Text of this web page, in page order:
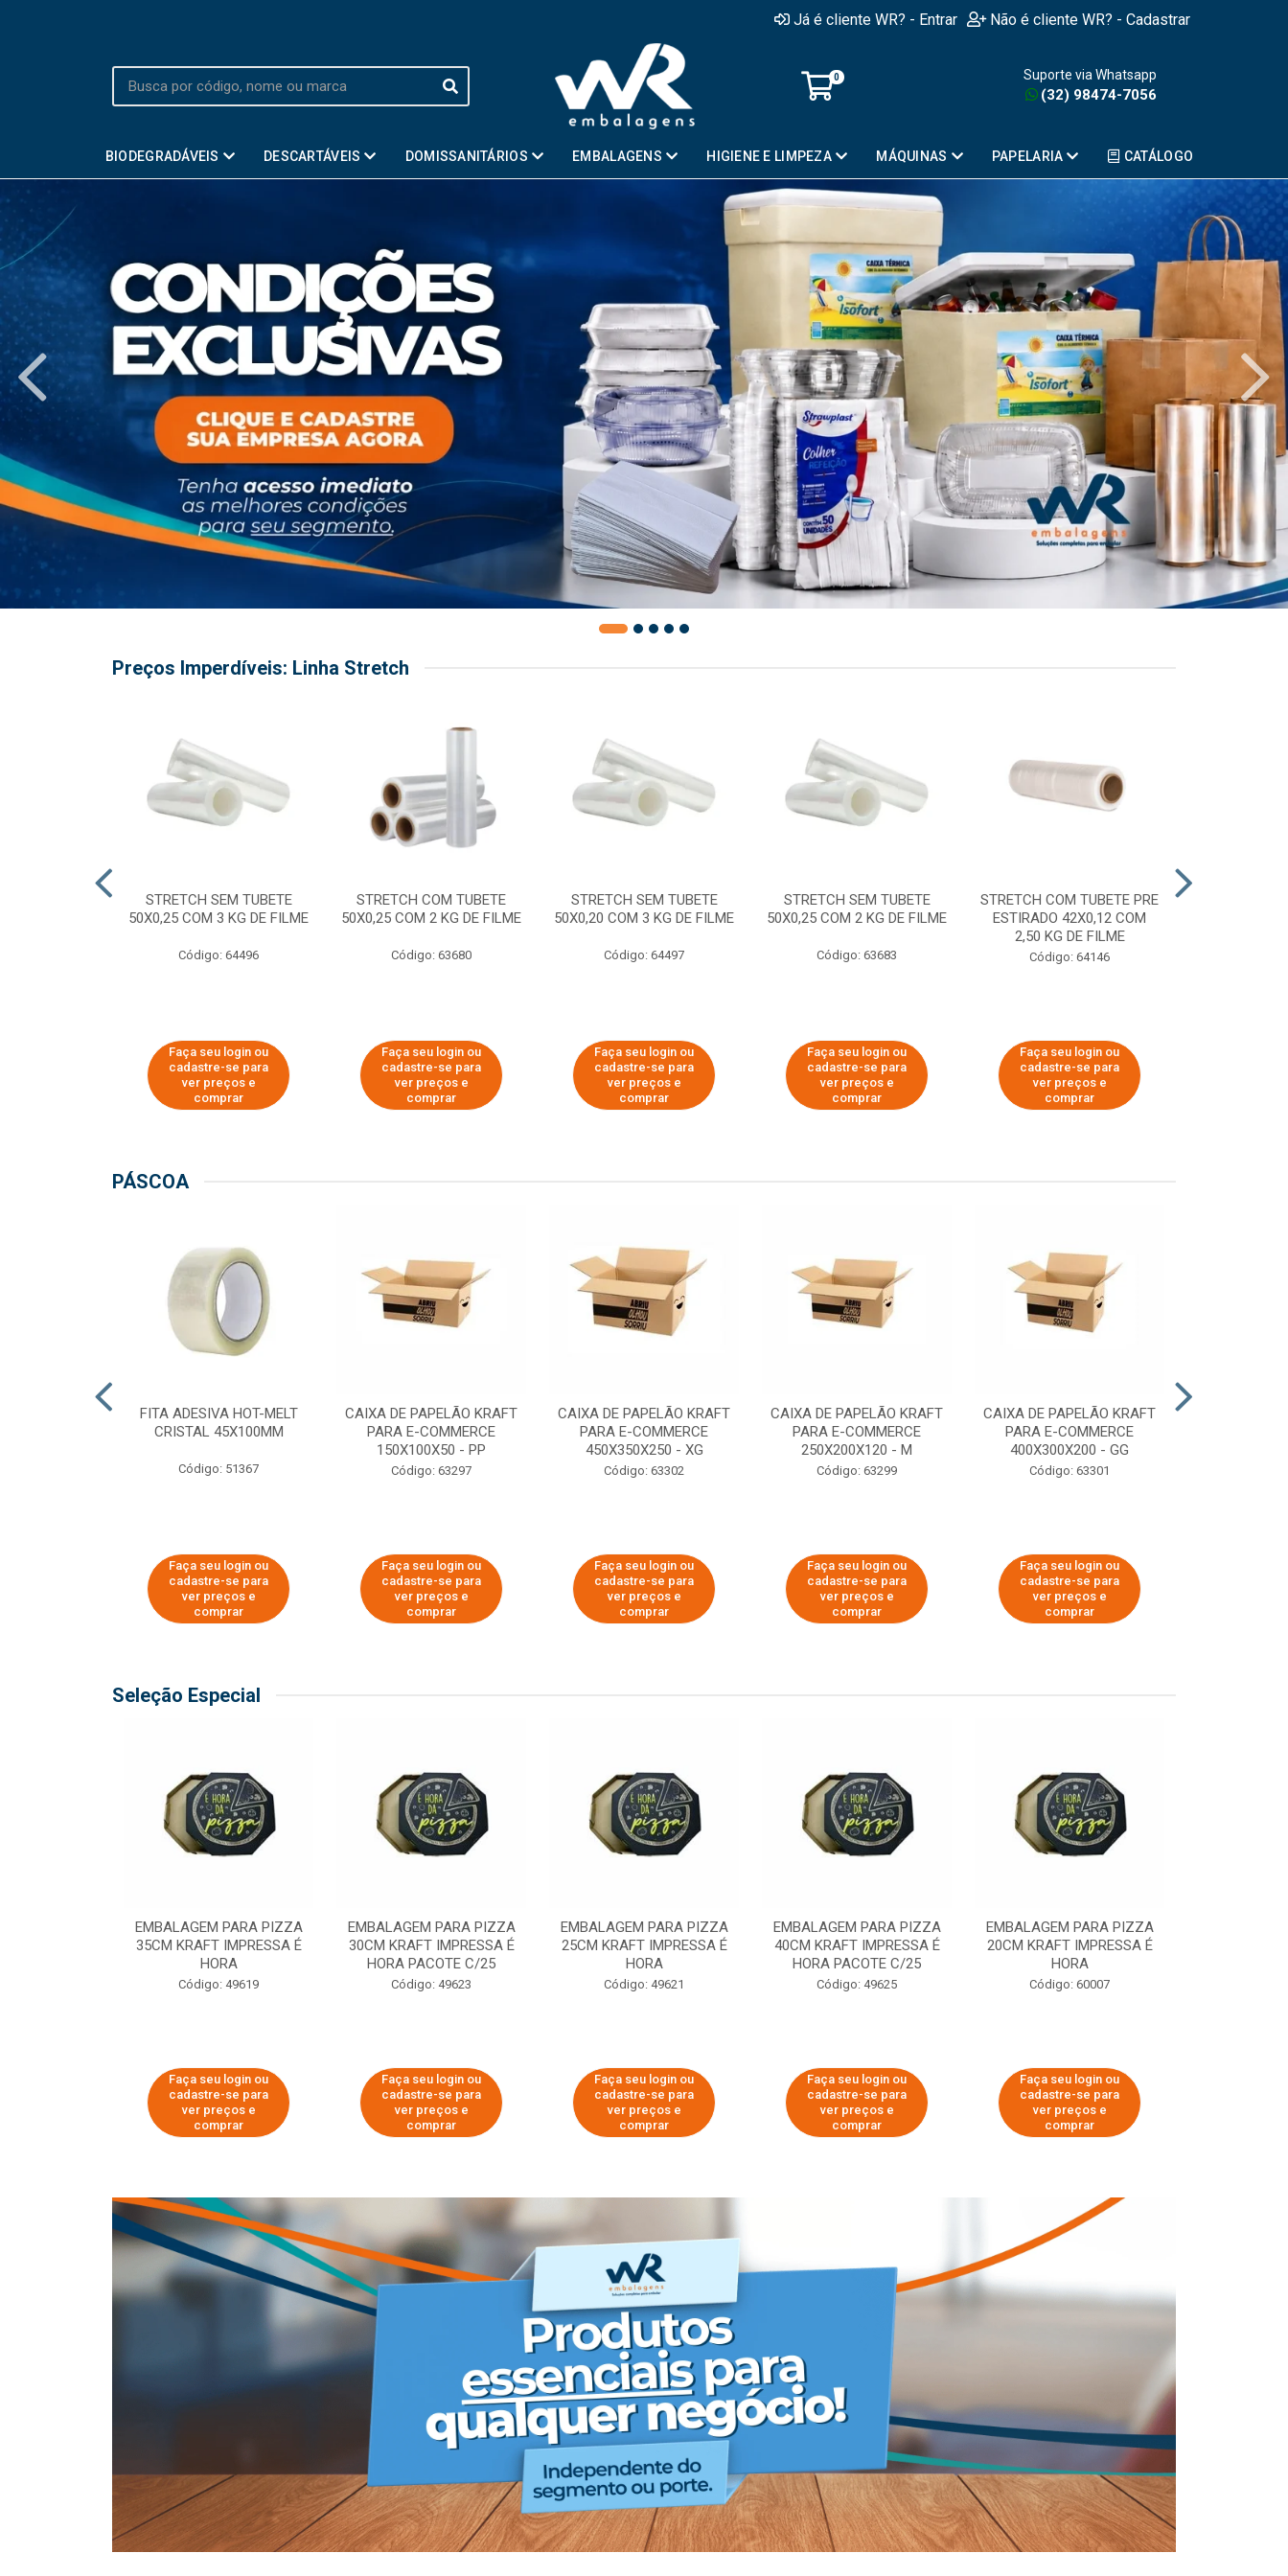
Já é cliente WR? - Entrar Não é cliente WR? - Cadastrar
0 Suporte via Whatsapp
(32) 98474-7056
BIODEGRADÁVEIS DESCARTÁVEIS DOMISSANITÁRIOS EMBALAGENS HIGIENE E LIMPEZA MÁQUINAS PAPELARIA CATÁLOGO
Preços Imperdíveis: Linha Stretch
STRETCH SEM TUBETE
50X0,25 COM 3 KG DE FILME
Código: 64496
Faça seu login ou
cadastre-se para
ver preços e
comprar
STRETCH COM TUBETE
50X0,25 COM 2 KG DE FILME
Código: 63680
Faça seu login ou
cadastre-se para
ver preços e
comprar
STRETCH SEM TUBETE
50X0,20 COM 3 KG DE FILME
Código: 64497
Faça seu login ou
cadastre-se para
ver preços e
comprar
STRETCH SEM TUBETE
50X0,25 COM 2 KG DE FILME
Código: 63683
Faça seu login ou
cadastre-se para
ver preços e
comprar
STRETCH COM TUBETE PRE
ESTIRADO 42X0,12 COM
2,50 KG DE FILME
Código: 64146
Faça seu login ou
cadastre-se para
ver preços e
comprar
PÁSCOA
FITA ADESIVA HOT-MELT
CRISTAL 45X100MM
Código: 51367
Faça seu login ou
cadastre-se para
ver preços e
comprar
CAIXA DE PAPELÃO KRAFT
PARA E-COMMERCE
150X100X50 - PP
Código: 63297
Faça seu login ou
cadastre-se para
ver preços e
comprar
CAIXA DE PAPELÃO KRAFT
PARA E-COMMERCE
450X350X250 - XG
Código: 63302
Faça seu login ou
cadastre-se para
ver preços e
comprar
CAIXA DE PAPELÃO KRAFT
PARA E-COMMERCE
250X200X120 - M
Código: 63299
Faça seu login ou
cadastre-se para
ver preços e
comprar
CAIXA DE PAPELÃO KRAFT
PARA E-COMMERCE
400X300X200 - GG
Código: 63301
Faça seu login ou
cadastre-se para
ver preços e
comprar
Seleção Especial
EMBALAGEM PARA PIZZA
35CM KRAFT IMPRESSA É
HORA
Código: 49619
Faça seu login ou
cadastre-se para
ver preços e
comprar
EMBALAGEM PARA PIZZA
30CM KRAFT IMPRESSA É
HORA PACOTE C/25
Código: 49623
Faça seu login ou
cadastre-se para
ver preços e
comprar
EMBALAGEM PARA PIZZA
25CM KRAFT IMPRESSA É
HORA
Código: 49621
Faça seu login ou
cadastre-se para
ver preços e
comprar
EMBALAGEM PARA PIZZA
40CM KRAFT IMPRESSA É
HORA PACOTE C/25
Código: 49625
Faça seu login ou
cadastre-se para
ver preços e
comprar
EMBALAGEM PARA PIZZA
20CM KRAFT IMPRESSA É
HORA
Código: 60007
Faça seu login ou
cadastre-se para
ver preços e
comprar